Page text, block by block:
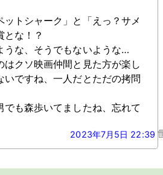
ットシャーク」と「えっ？サメ
とな！？
うな、そうでもないような…
はクソ映画仲間と見た方が楽し
いですね、一人だとただの拷問
でも森歩いてましたね、忘れて
2023年7月5日 22:39